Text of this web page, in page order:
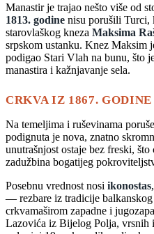
Manastir je trajao nešto više od
1813. godine nisu porušili Turci,
starovlaškog kneza Maksima
srpskom ustanku. Knez Maksim
podigao Stari Vlah na bunu, što
manastira i kažnjavanje sela.
CRKVA IZ 1867. GODINE
Na temeljima i ruševinama
podignuta je nova, znatno
unutrašnjost ostaje bez freski,
zadužbina bogatijeg
Posebnu vrednost nosi ikonostas
— rezbare iz tradicije balkanskog
crkvamaširom zapadne i
Lazovića iz Bijelog Polja, vrsnih